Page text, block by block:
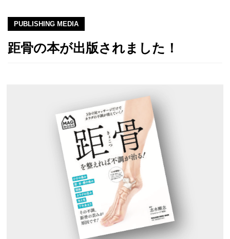
PUBLISHING MEDIA
距骨の本が出版されました！